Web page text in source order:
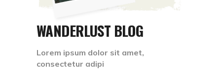
WANDERLUST BLOG
Lorem ipsum dolor sit amet,
consectetur adipi